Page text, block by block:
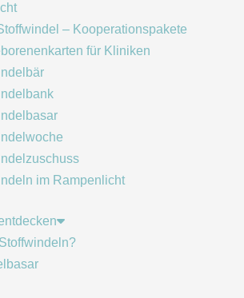
– Kooperationspakete
für Kliniken
im Rampenlicht